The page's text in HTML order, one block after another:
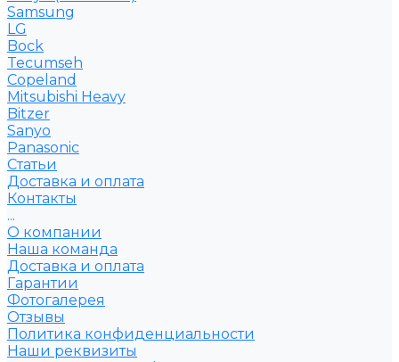
Samsung
LG
Bock
Tecumseh
Copeland
Mitsubishi Heavy
Bitzer
Sanyo
Рanasonic
Статьи
Доставка и оплата
Контакты
...
О компании
Наша команда
Доставка и оплата
Гарантии
Фотогалерея
Отзывы
Политика конфиденциальности
Наши реквизиты